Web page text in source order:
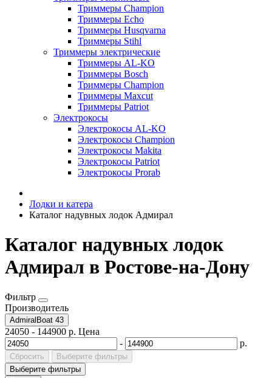
Триммеры Champion
Триммеры Echo
Триммеры Husqvarna
Триммеры Stihl
Триммеры электрические
Триммеры AL-KO
Триммеры Bosch
Триммеры Champion
Триммеры Maxcut
Триммеры Patriot
Электрокосы
Электрокосы AL-KO
Электрокосы Champion
Электрокосы Makita
Электрокосы Patriot
Электрокосы Prorab
Лодки и катера
Каталог надувных лодок Адмирал
Каталог надувных лодок
Адмирал в Ростове-на-Дону
Фильтр
Производитель
AdmiralBoat 43
24050 - 144900 р. Цена
-
р.
Сбросить
Выберите фильтры
Выберите фильтры